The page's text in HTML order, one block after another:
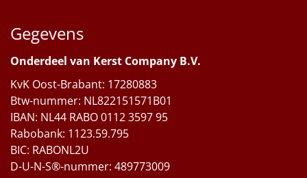
Gegevens
Onderdeel van Kerst Company B.V.
KvK Oost-Brabant: 17280883
Btw-nummer: NL822151571B01
IBAN: NL44 RABO 0112 3597 95
Rabobank: 1123.59.795
BIC: RABONL2U
D-U-N-S®-nummer: 489773009